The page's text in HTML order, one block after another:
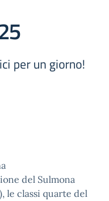
per un giorno!
del Sulmona
le classi quarte del